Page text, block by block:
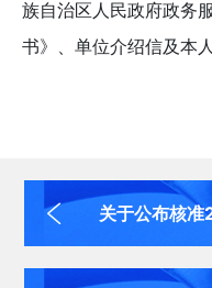
族自治区人民政府政务
书》、单位介绍信及本
关于公布核